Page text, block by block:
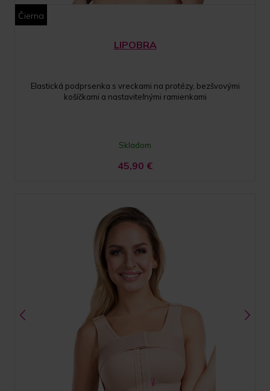
Čierna
LIPOBRA
Elastická podprsenka s vreckami na protézy, bezšvovými
košíčkami a nastaviteľnými ramienkami
Skladom
45,90 €